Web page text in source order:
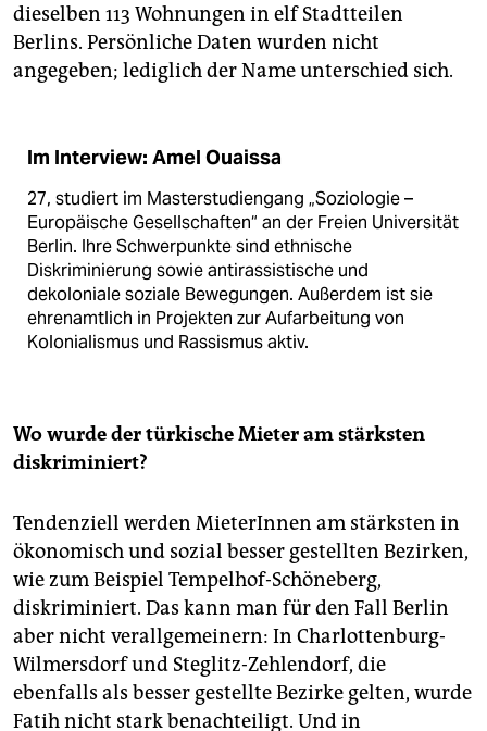
dieselben 113 Wohnungen in elf Stadtteilen
Berlins. Persönliche Daten wurden nicht
angegeben; lediglich der Name unterschied sich.
Im Interview: Amel Ouaissa
27, studiert im Masterstudiengang „Soziologie –
Europäische Gesellschaften“ an der Freien Universität
Berlin. Ihre Schwerpunkte sind ethnische
Diskriminierung sowie antirassistische und
dekoloniale soziale Bewegungen. Außerdem ist sie
ehrenamtlich in Projekten zur Aufarbeitung von
Kolonialismus und Rassismus aktiv.
Wo wurde der türkische Mieter am stärksten
diskriminiert?
Tendenziell werden MieterInnen am stärksten in
ökonomisch und sozial besser gestellten Bezirken,
wie zum Beispiel Tempelhof-Schöneberg,
diskriminiert. Das kann man für den Fall Berlin
aber nicht verallgemeinern: In Charlottenburg-
Wilmersdorf und Steglitz-Zehlendorf, die
ebenfalls als besser gestellte Bezirke gelten, wurde
Fatih nicht stark benachteiligt. Und in